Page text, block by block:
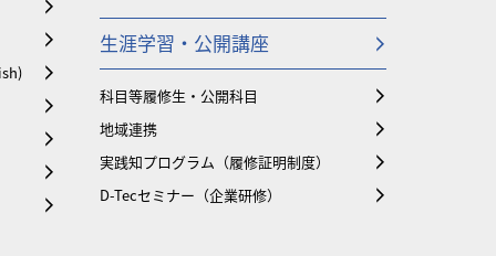
生涯学習・公開講座
科目等履修生・公開科目
地域連携
実践知プログラム（履修証明制度）
D-Tecセミナー（企業研修）